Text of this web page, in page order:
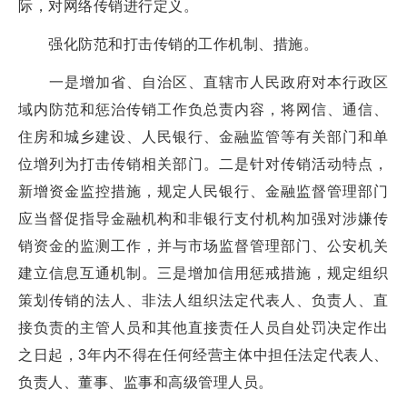
际，对网络传销进行定义。
强化防范和打击传销的工作机制、措施。
一是增加省、自治区、直辖市人民政府对本行政区
域内防范和惩治传销工作负总责内容，将网信、通信、
住房和城乡建设、人民银行、金融监管等有关部门和单
位增列为打击传销相关部门。二是针对传销活动特点，
新增资金监控措施，规定人民银行、金融监督管理部门
应当督促指导金融机构和非银行支付机构加强对涉嫌传
销资金的监测工作，并与市场监督管理部门、公安机关
建立信息互通机制。三是增加信用惩戒措施，规定组织
策划传销的法人、非法人组织法定代表人、负责人、直
接负责的主管人员和其他直接责任人员自处罚决定作出
之日起，3年内不得在任何经营主体中担任法定代表人、
负责人、董事、监事和高级管理人员。